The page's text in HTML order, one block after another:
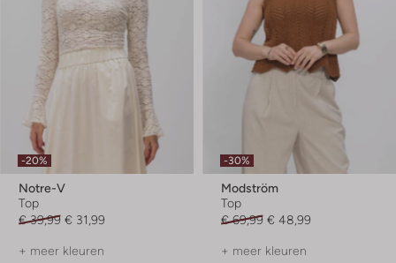
-20%
Notre-V
Top
€ 39,99 € 31,99
+ meer kleuren
-30%
Modström
Top
€ 69,99 € 48,99
+ meer kleuren